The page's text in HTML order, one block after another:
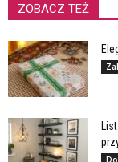
ZOBACZ TEŻ